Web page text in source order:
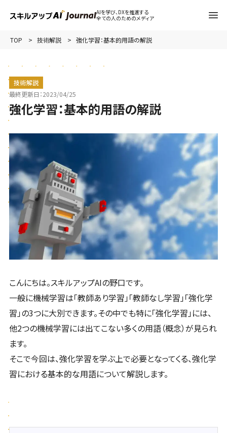
AIを学び、DXを推進する
全ての人のためのメディア
TOP 技術解説 強化学習：基本的用語の解説
技術解説
最終更新日：2023/04/25
強化学習：基本的用語の解説
こんにちは。スキルアップAIの野口です。
一般に機械学習は「教師あり学習」「教師なし学習」「強化学
習」の3つに大別できます。その中でも特に「強化学習」には、
他2つの機械学習には出てこない多くの用語（概念）が見られ
ます。
そこで今回は、強化学習を学ぶ上で必要となってくる、強化学
習における基本的な用語について解説します。